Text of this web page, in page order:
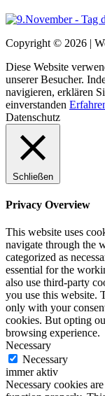
Copyright © 2026 |
Diese Website
unserer Besucher.
navigieren, erklären
einverstanden
Datenschutz
Schließen
Privacy Overview
This website uses
navigate through the
categorized as
essential for the
also use third-party
you use this website.
only with your
cookies. But opting
browsing experience.
Necessary
Necessary
immer aktiv
Necessary cookies